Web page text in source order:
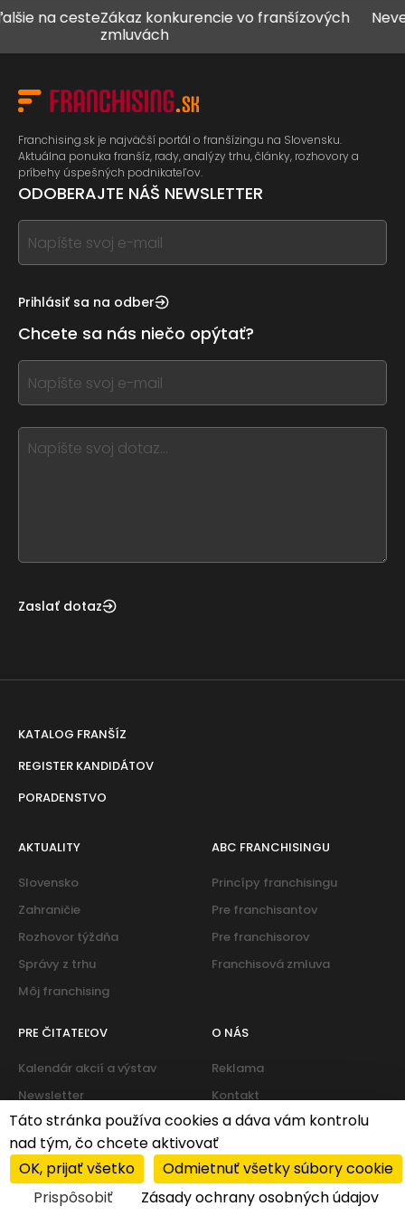
cesteZákaz konkurencie vo franšízových
zmluvách
Never
Franchising.sk je najväčší portál o franšízingu na Slovensku.
Aktuálna ponuka franšíz, rady, analýzy trhu, články, rozhovory a
príbehy úspešných podnikateľov.
ODOBERAJTE NÁŠ NEWSLETTER
If
you
this,
this
form
field
blank
Prihlásiť sa na odber
Chcete sa nás niečo opýtať?
If
you
this,
leave
Zaslať dotaz
KATALOG FRANŠÍZ
REGISTER KANDIDÁTOV
PORADENSTVO
AKTUALITY
Slovensko
Zahraničie
Rozhovor týždňa
Správy z trhu
Môj franchising
ABC FRANCHISINGU
Princípy franchisingu
Pre franchisantov
Pre franchisorov
Franchisová zmluva
PRE ČITATEĽOV
Kalendár akcií a výstav
Newsletter
O NÁS
Reklama
Kontakt
Cookies|Zásady ochrany osobných údajov
© 2026 PROFIT system franchise services s.r.o. All rights
reserved.
Táto stránka používa cookies a dáva vám kontrolu
nad tým, čo chcete aktivovať
OK, prijať všetko
Odmietnuť všetky súbory cookie
Prispôsobiť
Zásady ochrany osobných údajov